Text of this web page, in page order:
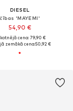
DIESEL
čības 'MAYEMI'
54,90 €
cena: 79,90 €
zemākā cena:50,92 €